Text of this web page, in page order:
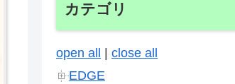
カテゴリ
open all
close all
EDGE